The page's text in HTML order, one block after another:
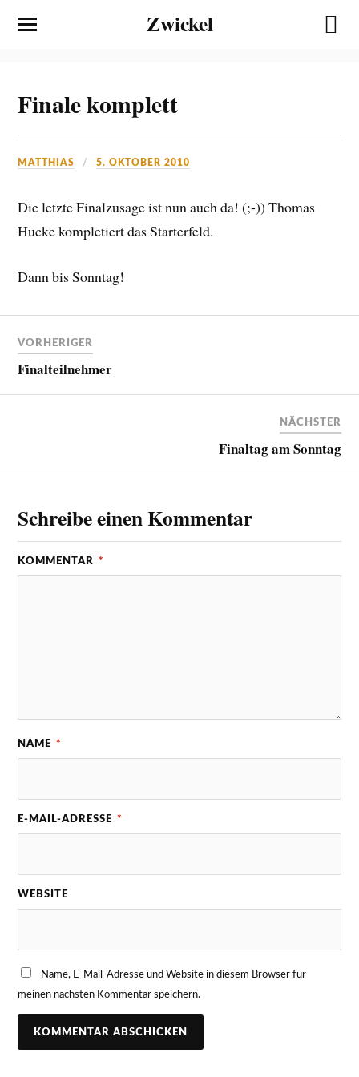
Zwickel
Finale komplett
MATTHIAS 5. OKTOBER 2010
Die letzte Finalzusage ist nun auch da! (;-)) Thomas
Hucke kompletiert das Starterfeld.
Dann bis Sonntag!
VORHERIGER
Finalteilnehmer
NÄCHSTER
Finaltag am Sonntag
Schreibe einen Kommentar
KOMMENTAR *
NAME *
E-MAIL-ADRESSE *
WEBSITE
Name, E-Mail-Adresse und Website in diesem Browser für
meinen nächsten Kommentar speichern.